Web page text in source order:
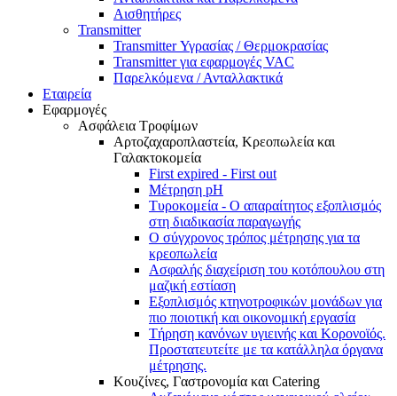
Αισθητήρες
Transmitter
Transmitter Υγρασίας / Θερμοκρασίας
Transmitter για εφαρμογές VAC
Παρελκόμενα / Ανταλλακτικά
Εταιρεία
Εφαρμογές
Ασφάλεια Τροφίμων
Αρτοζαχαροπλαστεία, Κρεοπωλεία και
Γαλακτοκομεία
First expired - First out
Μέτρηση pH
Τυροκομεία - Ο απαραίτητος εξοπλισμός
στη διαδικασία παραγωγής
Ο σύγχρονος τρόπος μέτρησης για τα
κρεοπωλεία
Ασφαλής διαχείριση του κοτόπουλου στη
μαζική εστίαση
Εξοπλισμός κτηνοτροφικών μονάδων για
πιο ποιοτική και οικονομική εργασία
Τήρηση κανόνων υγιεινής και Κορονοϊός.
Προστατευτείτε με τα κατάλληλα όργανα
μέτρησης.
Κουζίνες, Γαστρονομία και Catering